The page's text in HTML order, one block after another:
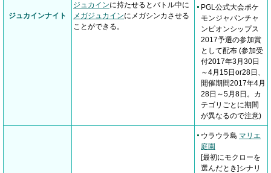
ジュカインナイト
ジュカインに持たせるとバトル中に
メガジュカインにメガシンカさせる
ことができる。
PGL公式大会ポケ
モンジャパンチャ
ンピオンシップス
2017予選の参加賞
として配布 (参加受
付2017年3月30日
～4月15日or28日、
開催期間2017年4月
28日～5月8日。カ
テゴリごとに期間
が異なるので注意)
ウラウラ島 マリエ
庭園
[最初にモクローを
選んだとき]シナリ